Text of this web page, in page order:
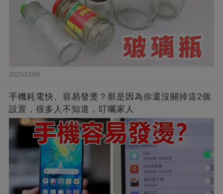
2023/12/09
手機耗電快、容易發燙？那是因為你還沒關掉這2個
設置，很多人不知道，叮囑家人